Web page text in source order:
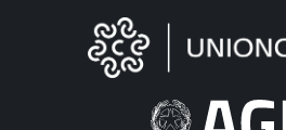
"Fattura
Elettronica"